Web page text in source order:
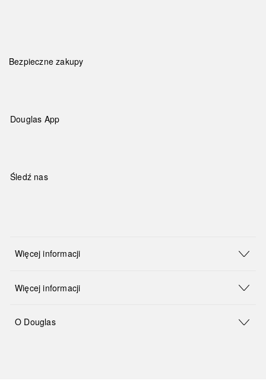
Bezpieczne zakupy
Douglas App
Śledź nas
Więcej informacji
Więcej informacji
O Douglas